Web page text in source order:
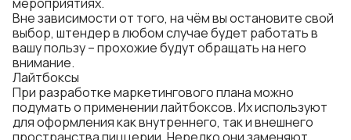
Вне зависимости от того, на чём вы остановите свой
выбор, штендер в любом случае будет работать в
вашу пользу – прохожие будут обращать на него
внимание.
Лайтбоксы
При разработке маркетингового плана можно
подумать о применении лайтбоксов. Их используют
для оформления как внутреннего, так и внешнего